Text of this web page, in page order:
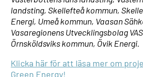
landsting, Skellefteå kommun,
Energi, Umeå kommun, Vaasan
Vasaregionens Utvecklingsbolag
Örnsköldsviks kommun, Övik Energi.
Klicka här för att läsa mer om
Green Energy!